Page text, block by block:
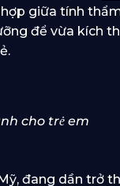
giữa tính
để vừa kích
cho trẻ em
đang dần trở